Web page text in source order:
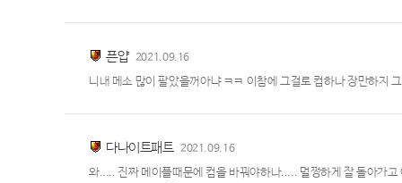
픈얍 2021.09.16
니내 메소 많이 팔았을꺼아냐 ㅋㅋ 이참에 그걸로 컴하나 장만하지
다나이트패트 2021.09.16
와..... 진짜 메이플때문에 컴을 바꿔야하나..... 멀쩡하게 잘 돌아가